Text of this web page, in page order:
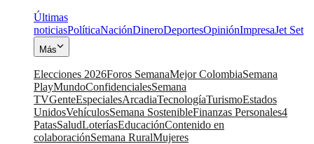
Últimas
noticiasPolíticaNaciónDineroDeportesOpiniónImpresaJet Set
Más
Elecciones 2026Foros SemanaMejor ColombiaSemana
PlayMundoConfidencialesSemana
TVGenteEspecialesArcadiaTecnologíaTurismoEstados
UnidosVehículosSemana SostenibleFinanzas Personales4
PatasSaludLoteríasEducaciónContenido en
colaboraciónSemana RuralMujeres